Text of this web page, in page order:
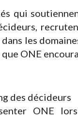
qui
les
ONE
des décideurs
ONE